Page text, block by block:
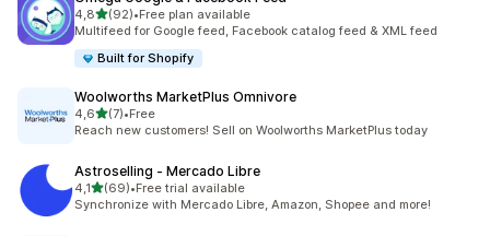
4,8z 5 hvězd
(92)
Celkový počet recenzí: 92
•Free plan available
Multifeed for Google feed, Facebook catalog feed & XML feed
Built for Shopify
Woolworths MarketPlus Omnivore
4,6z 5 hvězd
(7)
Celkový počet recenzí: 7
•Free
Reach new customers! Sell on Woolworths MarketPlus today
Astroselling ‑ Mercado Libre
4,1z 5 hvězd
(69)
Celkový počet recenzí: 69
•Free trial available
Synchronize with Mercado Libre, Amazon, Shopee and more!